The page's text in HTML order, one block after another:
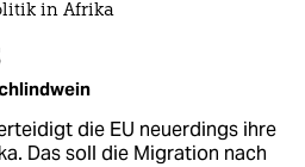
in Afrika
die EU neuerdings ihre
Das soll die Migration nach